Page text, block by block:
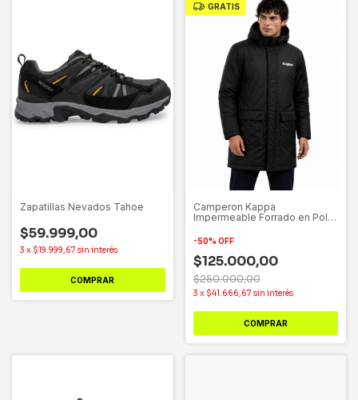
Zapatillas Nevados Tahoe
$59.999,00
3 x $19.999,67 sin interés
COMPRAR
GRATIS
Camperon Kappa
Impermeable Forrado en Polar
-50% OFF
$125.000,00
$250.000,00
3 x $41.666,67 sin interés
COMPRAR